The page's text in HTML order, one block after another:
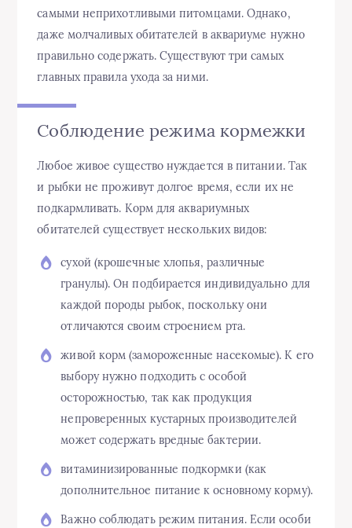
самыми неприхотливыми питомцами. Однако,
даже молчаливых обитателей в аквариуме нужно
правильно содержать. Существуют три самых
главных правила ухода за ними.
Соблюдение режима кормежки
Любое живое существо нуждается в питании. Так
и рыбки не проживут долгое время, если их не
подкармливать. Корм для аквариумных
обитателей существует нескольких видов:
сухой (крошечные хлопья, различные
гранулы). Он подбирается индивидуально для
каждой породы рыбок, поскольку они
отличаются своим строением рта.
живой корм (замороженные насекомые). К его
выбору нужно подходить с особой
осторожностью, так как продукция
непроверенных кустарных производителей
может содержать вредные бактерии.
витаминизированные подкормки (как
дополнительное питание к основному корму).
Важно соблюдать режим питания. Если особи